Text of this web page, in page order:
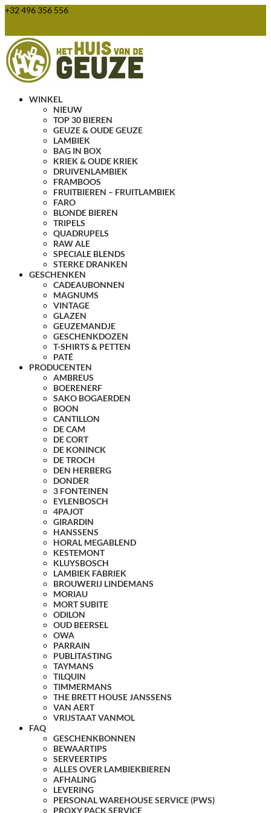
+32 496 356 556
WINKEL
NIEUW
TOP 30 BIEREN
GEUZE & OUDE GEUZE
LAMBIEK
BAG IN BOX
KRIEK & OUDE KRIEK
DRUIVENLAMBIEK
FRAMBOOS
FRUITBIEREN – FRUITLAMBIEK
FARO
BLONDE BIEREN
TRIPELS
QUADRUPELS
RAW ALE
SPECIALE BLENDS
STERKE DRANKEN
GESCHENKEN
CADEAUBONNEN
MAGNUMS
VINTAGE
GLAZEN
GEUZEMANDJE
GESCHENKDOZEN
T-SHIRTS & PETTEN
PATÉ
PRODUCENTEN
AMBREUS
BOERENERF
SAKO BOGAERDEN
BOON
CANTILLON
DE CAM
DE CORT
DE KONINCK
DE TROCH
DEN HERBERG
DONDER
3 FONTEINEN
EYLENBOSCH
4PAJOT
GIRARDIN
HANSSENS
HORAL MEGABLEND
KESTEMONT
KLUYSBOSCH
LAMBIEK FABRIEK
BROUWERIJ LINDEMANS
MORIAU
MORT SUBITE
ODILON
OUD BEERSEL
OWA
PARRAIN
PUBLITASTING
TAYMANS
TILQUIN
TIMMERMANS
THE BRETT HOUSE JANSSENS
VAN AERT
VRIJSTAAT VANMOL
FAQ
GESCHENKBONNEN
BEWAARTIPS
SERVEERTIPS
ALLES OVER LAMBIEKBIEREN
AFHALING
LEVERING
PERSONAL WAREHOUSE SERVICE (PWS)
PROXY PACK SERVICE